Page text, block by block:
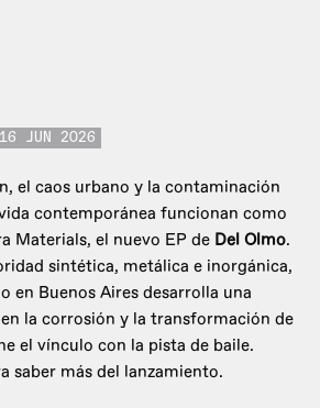
16 JUN 2026
el caos urbano y la contaminación
contemporánea funcionan como
Materials, el nuevo EP de Del Olmo.
sintética, metálica e inorgánica,
en Buenos Aires desarrolla una
la corrosión y la transformación de
el vínculo con la pista de baile.
saber más del lanzamiento.